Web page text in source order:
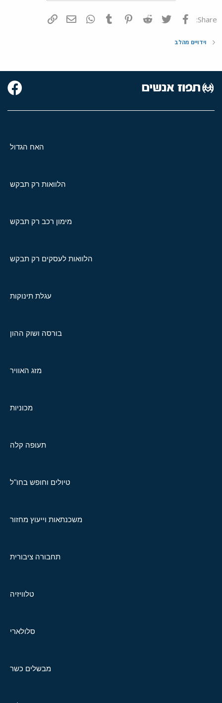
Share: פייסבוק Twitter
Reddit
Pinterest
Tumblr
WhatsAppדואר אלקטרוני
וידויים מהלב
האח הגדול
הלוואות רק תבקש
מימון רכב רק תבקש
הלוואות לעסקים רק תבקש
עגלת תינוקות
בורסה ושוק ההון
מזג האוויר
מכוניות
תעופה קלה
טיולים וחופש בחו"ל
משכנתאות וייעוץ מחזור
תחבורה ציבורית
טלוויזיה
סלולארי
מבשלים כשר